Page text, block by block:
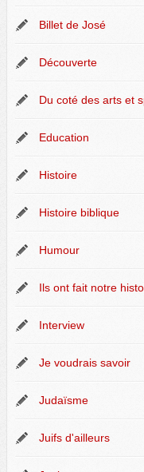
Billet de José
Découverte
Du coté des arts et
Education
Histoire
Histoire biblique
Humour
Ils ont fait notre
Interview
Je voudrais savoir
Judaïsme
Juifs d'ailleurs